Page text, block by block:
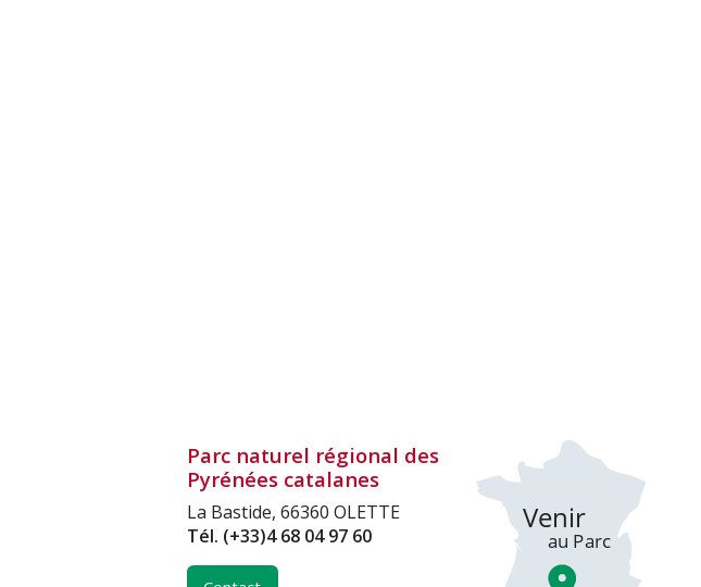
Parc naturel régional des
Pyrénées catalanes
La Bastide, 66360 OLETTE
Tél. (+33)4 68 04 97 60